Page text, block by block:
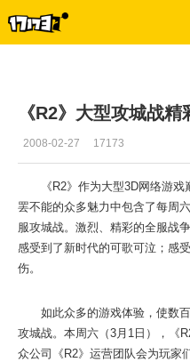
《R2》大型攻城战
2008-02-27 17173
《R2》作为大型3D网络游戏
罢不能的众多魅力中包含了每周
服攻城战。激烈、精彩的全服战
感受到了新时代的可歌可泣；感
伤。
如此众多的游戏体验，使数百
攻城战。本周六（3月1日），《
众公司《R2》运营团队会为玩家